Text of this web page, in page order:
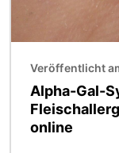
Veröffentlicht
Alpha-Gal-
online